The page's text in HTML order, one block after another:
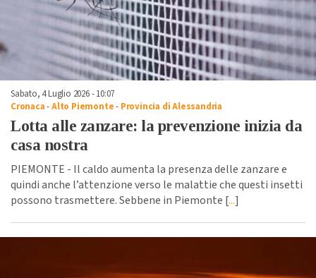
Sabato, 4 Luglio 2026 - 10:07
Cronaca-Alto Piemonte- Provincia di Alessandria
Lotta alle zanzare: la prevenzione inizia da
casa nostra
PIEMONTE - Il caldo aumenta la presenza delle zanzare e
quindi anche l’attenzione verso le malattie che questi insetti
possono trasmettere. Sebbene in Piemonte [...]